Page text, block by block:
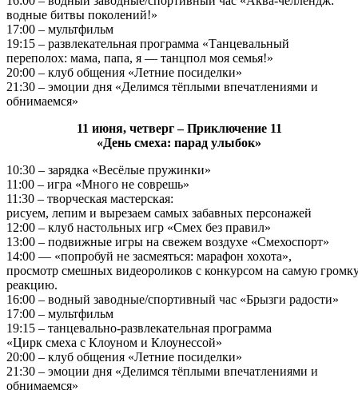
водные битвы поколений!»
17:00 – мультфильм
19:15 – развлекательная программа «Танцевальный
переполох: мама, папа, я — танцпол моя семья!»
20:00 – клуб общения «Летние посиделки»
21:30 – эмоции дня «Делимся тёплыми впечатлениями и
обнимаемся»
11 июня, четверг – Приключение 11
«День смеха: парад улыбок»
10:30 – зарядка «Весёлые пружинки»
11:00 – игра «Много не соврешь»
11:30 – творческая мастерская:
рисуем, лепим и вырезаем самых забавных персонажей
12:00 – клуб настольных игр «Смех без правил»
13:00 – подвижные игры на свежем воздухе «Смехоспорт»
14:00 — «попробуй не засмеяться: марафон хохота»,
просмотр смешных видеороликов с конкурсом на самую
реакцию.
16:00 – водный заводные/спортивный час «Брызги радости»
17:00 – мультфильм
19:15 – танцевально‑развлекательная программа
«Цирк смеха с Клоуном и Клоунессой»
20:00 – клуб общения «Летние посиделки»
21:30 – эмоции дня «Делимся тёплыми впечатлениями и
обнимаемся»